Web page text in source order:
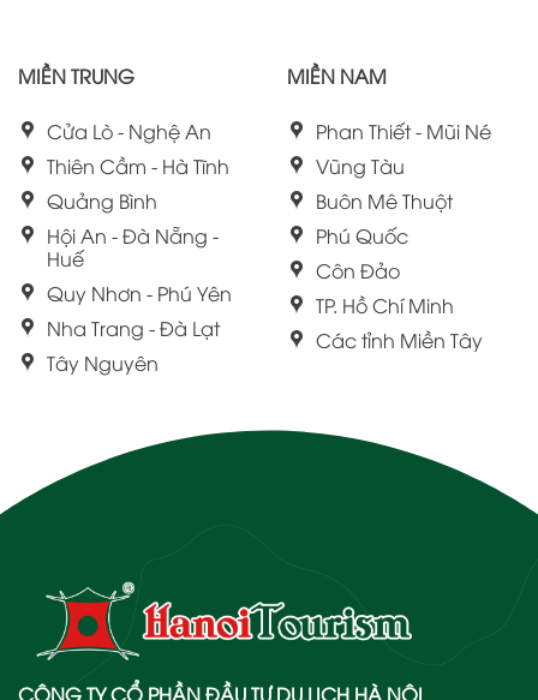
MIỀN TRUNG
Cửa Lò - Nghệ An
Thiên Cầm - Hà Tĩnh
Quảng Bình
Hội An - Đà Nẵng -
Huế
Quy Nhơn - Phú Yên
Nha Trang - Đà Lạt
Tây Nguyên
MIỀN NAM
Phan Thiết - Mũi Né
Vũng Tàu
Buôn Mê Thuột
Phú Quốc
Côn Đảo
TP. Hồ Chí Minh
Các tỉnh Miền Tây
CÔNG TY CỔ PHẦN ĐẦU TƯ DU LỊCH HÀ NỘI